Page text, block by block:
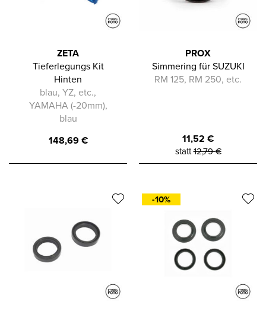
ZETA
Tieferlegungs Kit
Hinten
blau, YZ, etc.,
YAMAHA (-20mm),
blau
148,69€
PROX
Simmering für SUZUKI
RM 125, RM 250, etc.
11,52 €
statt12,79€
-10%